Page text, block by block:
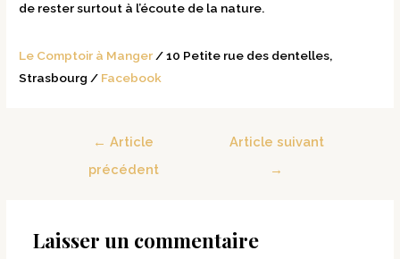
de rester surtout à l’écoute de la nature.
Le Comptoir à Manger / 10 Petite rue des dentelles,
Strasbourg / Facebook
← Article
précédent
Article suivant
→
Laisser un commentaire